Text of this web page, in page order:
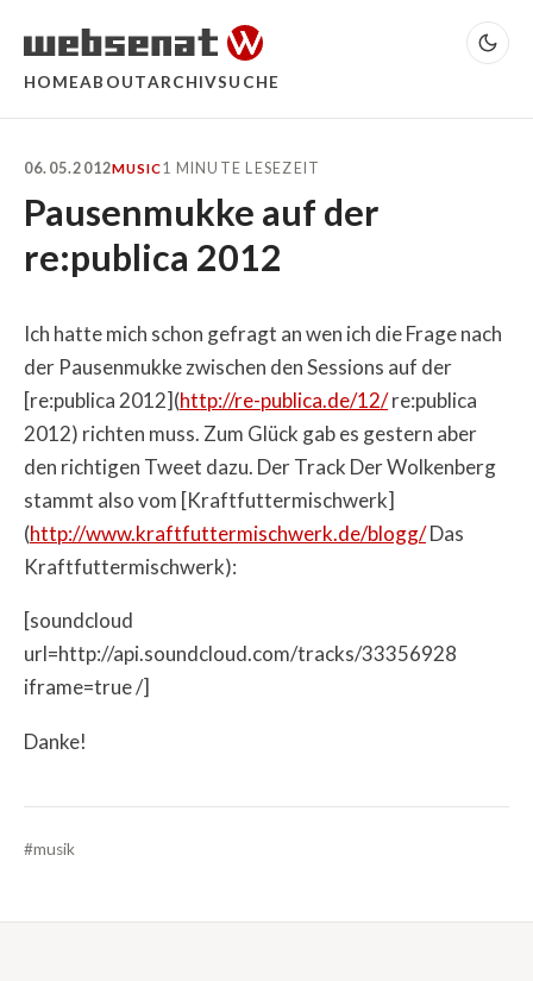
HOMEABOUTARCHIVSUCHE
06.05.2012MUSIC1 MINUTE LESEZEIT
Pausenmukke auf der
re:publica 2012
Ich hatte mich schon gefragt an wen ich die Frage nach
der Pausenmukke zwischen den Sessions auf der
[re:publica 2012](http://re-publica.de/12/re:publica
2012) richten muss. Zum Glück gab es gestern aber
den richtigen Tweet dazu. Der Track Der Wolkenberg
stammt also vom [Kraftfuttermischwerk]
(http://www.kraftfuttermischwerk.de/blogg/Das
Kraftfuttermischwerk):
[soundcloud
url=http://api.soundcloud.com/tracks/33356928
iframe=true /]
Danke!
#musik